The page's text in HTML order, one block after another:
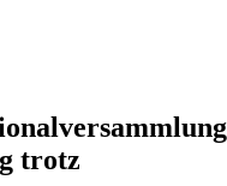
trotz